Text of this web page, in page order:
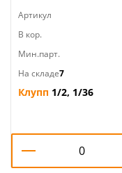
Артикул
В кор.
Мин.парт.
На складе7
Клупп 1/2, 1/36